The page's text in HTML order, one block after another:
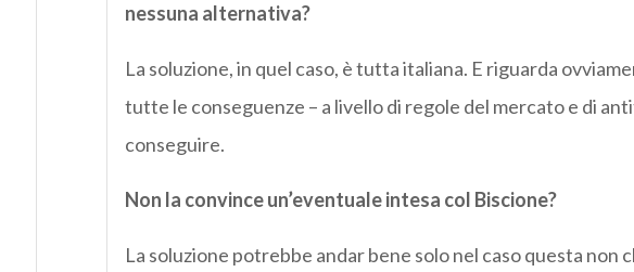
nessuna alternativa?
La soluzione, in quel caso, è tutta italiana. E riguarda
tutte le conseguenze – a livello di regole del mercato e di
conseguire.
Non la convince un’eventuale intesa col Biscione?
La soluzione potrebbe andar bene solo nel caso questa non